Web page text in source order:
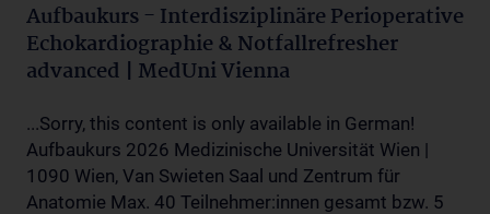
Aufbaukurs - Interdisziplinäre Perioperative
Echokardiographie & Notfallrefresher
advanced | MedUni Vienna
...Sorry, this content is only available in German!
Aufbaukurs 2026 Medizinische Universität Wien |
1090 Wien, Van Swieten Saal und Zentrum für
Anatomie Max. 40 Teilnehmer:innen gesamt bzw. 5